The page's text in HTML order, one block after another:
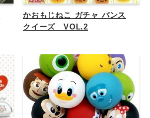
かおもじねこ ガチャ パンス
クイーズ VOL.2